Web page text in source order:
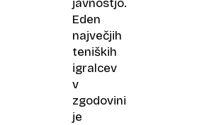
javnostjo.
Eden
največjih
teniških
igralcev
v
zgodovini
je